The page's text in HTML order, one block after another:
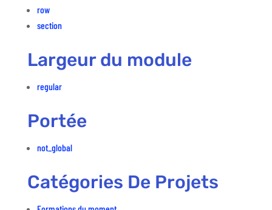
row
section
Largeur du module
regular
Portée
not_global
Catégories De Projets